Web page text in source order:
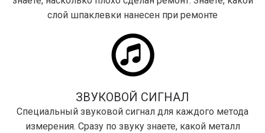
слой шпаклевки нанесен при ремонте
ЗВУКОВОЙ СИГНАЛ
Специальный звуковой сигнал для каждого метода
измерения. Сразу по звуку знаете, какой металл